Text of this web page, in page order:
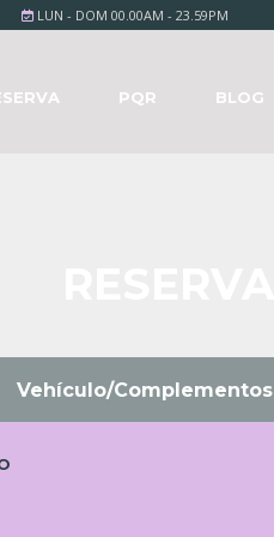
LUN - DOM 00.00AM - 23.59PM
PQR BLOG
Vehículo/Complementos